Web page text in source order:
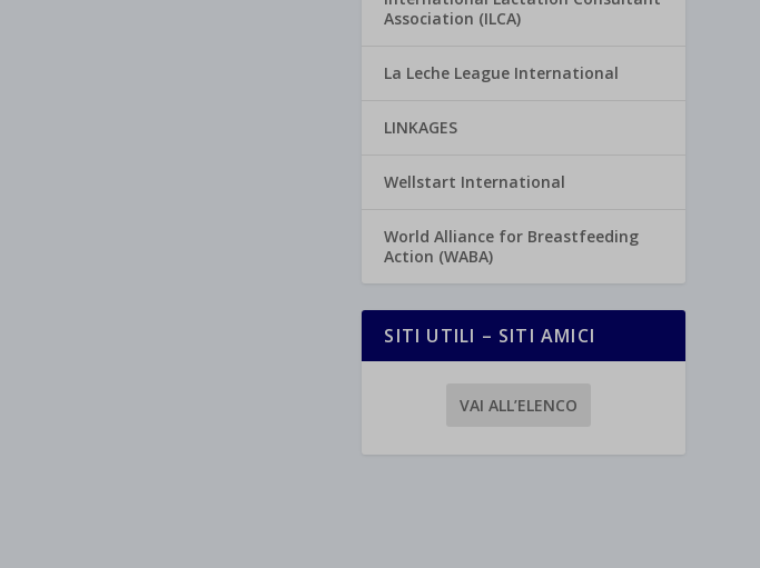
Association (ILCA)
La Leche League International
LINKAGES
Wellstart International
World Alliance for Breastfeeding
Action (WABA)
SITI UTILI – SITI AMICI
VAI ALL’ELENCO